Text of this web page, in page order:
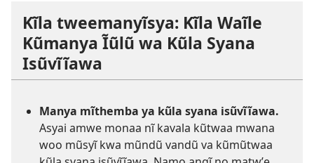
Kĩla tweemanyĩsya: Kĩla Waĩle
Kũmanya Ĩũlũ wa Kũla Syana
Isũvĩĩawa
Manya mĩthemba ya kũla syana isũvĩĩawa.
Asyai amwe monaa nĩ kavala kũtwaa mwana
woo mũsyĩ kwa mũndũ vandũ va kũmũtwaa